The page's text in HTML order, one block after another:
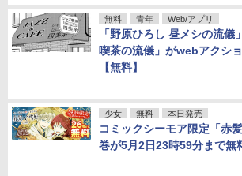
無料 青年 Web/アプリ
「野原ひろし 昼メシの流儀
喫茶の流儀」がwebアクシ
【無料】
少女 無料 本日発売
コミックシーモア限定「赤
巻が5月2日23時59分まで無